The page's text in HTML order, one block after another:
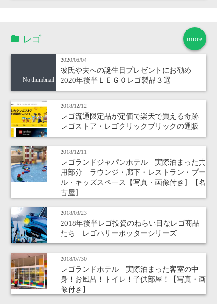
more
レゴ
No thumbnail
2020/06/04
彼氏や夫への誕生日プレゼントにお勧め
2020年後半ＬＥＧＯレゴ製品３選
2018/12/12
レゴ流通限定品が定価で楽天で買える奇跡
レゴストア・レゴクリックブリックの通販
2018/12/11
レゴランドジャパンホテル 実際泊まった共
用部分 ラウンジ・廊下・レストラン・プー
ル・キッズスペース【写真・画像付き】【名
古屋】
2018/08/23
2018年後半レゴ投資のねらい目なレゴ商品
たち レゴハリーポッターシリーズ
2018/07/30
レゴランドホテル 実際泊まった客室の中
身！お風呂！トイレ！子供部屋！【写真・画
像付き】